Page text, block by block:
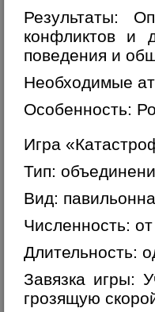
Результаты:
конфликтов и
поведения и
Необходимые
Особенность:
Игра
Тип:
Вид:
Численность:
Длительность:
Завязка игры:
грозящую